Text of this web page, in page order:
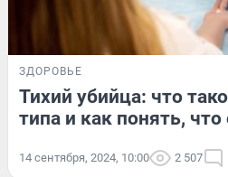
ЗДОРОВЬЕ
Тихий убийца: что
типа и как понять, что
14 сентября, 2024, 10:00 2 507